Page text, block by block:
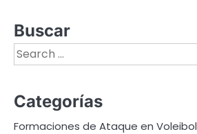
Buscar
Search
for:
Categorías
Formaciones de Ataque en Voleibol